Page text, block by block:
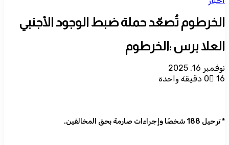
الخرطوم تُصعّد حملة ضبط الوجود الأجنبي
العلا برس :الخرطوم
نوفمبر 16, 2025
0
16 دقيقة واحدة
* ترحيل 188 شخصًا وإجراءات صارمة بحق المخالفين.